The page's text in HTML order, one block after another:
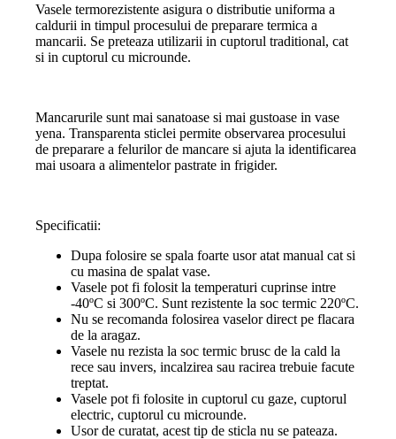
Vasele termorezistente asigura o distributie uniforma a
caldurii in timpul procesului de preparare termica a
mancarii. Se preteaza utilizarii in cuptorul traditional, cat
si in cuptorul cu microunde.
Mancarurile sunt mai sanatoase si mai gustoase in vase
yena. Transparenta sticlei permite observarea procesului
de preparare a felurilor de mancare si ajuta la identificarea
mai usoara a alimentelor pastrate in frigider.
Specificatii:
Dupa folosire se spala foarte usor atat manual cat si
cu masina de spalat vase.
Vasele pot fi folosit la temperaturi cuprinse intre
-40ºC si 300ºC. Sunt rezistente la soc termic 220ºC.
Nu se recomanda folosirea vaselor direct pe flacara
de la aragaz.
Vasele nu rezista la soc termic brusc de la cald la
rece sau invers, incalzirea sau racirea trebuie facute
treptat.
Vasele pot fi folosite in cuptorul cu gaze, cuptorul
electric, cuptorul cu microunde.
Usor de curatat, acest tip de sticla nu se pateaza.